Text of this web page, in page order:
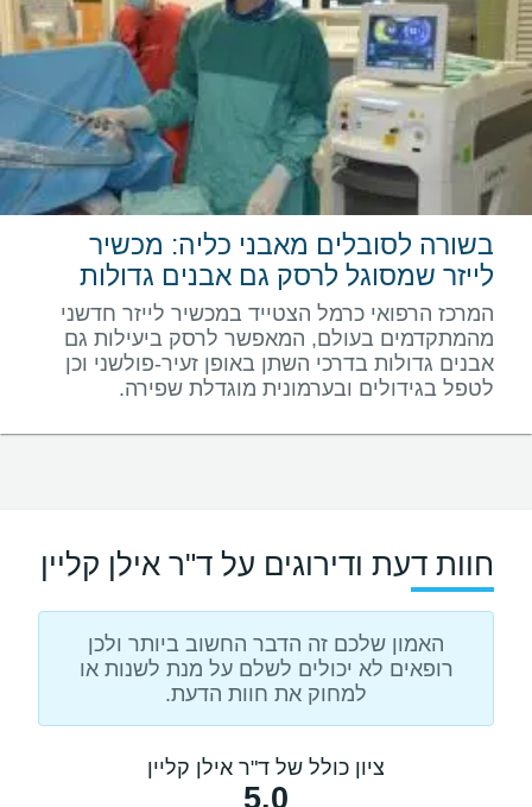
בשורה לסובלים מאבני כליה: מכשיר
לייזר שמסוגל לרסק גם אבנים גדולות
המרכז הרפואי כרמל הצטייד במכשיר לייזר חדשני
מהמתקדמים בעולם, המאפשר לרסק ביעילות גם
אבנים גדולות בדרכי השתן באופן זעיר-פולשני וכן
לטפל בגידולים ובערמונית מוגדלת שפירה.
חוות דעת ודירוגים על ד"ר אילן קליין
האמון שלכם זה הדבר החשוב ביותר ולכן
רופאים לא יכולים לשלם על מנת לשנות או
למחוק את חוות הדעת.
ציון כולל של ד"ר אילן קליין
5.0